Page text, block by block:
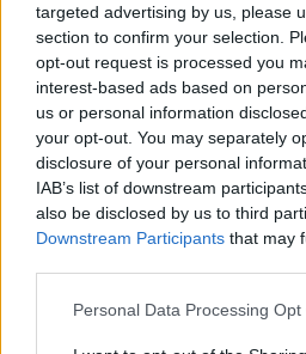
targeted advertising by us, please
section to confirm your selection.
opt-out request is processed you
interest-based ads based on
us or personal information
your opt-out. You may separately
disclosure of your personal
IAB’s list of downstream
also be disclosed by us to third
Downstream Participants that may
Personal Data Processing Opt
μεταποίησης.
Οι συγκεντρώσεις
Αθήνα, στις 10.30 π.μ., στο
Θεσσαλονίκη, στις 10.30
Βενιζέλου.
Πειραιάς, στις 10.30 π.μ.,
Θεάτρου.
Πάτρα, στις 10.30 π.μ., στο